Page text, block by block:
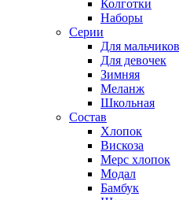
Колготки
Наборы
Серии
Для мальчиков
Для девочек
Зимняя
Меланж
Школьная
Состав
Хлопок
Вискоза
Мерс хлопок
Модал
Бамбук